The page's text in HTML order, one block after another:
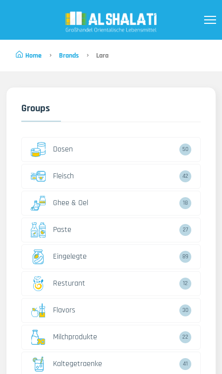
Home Brands Lara
Groups
Dosen 50
Fleisch 42
Ghee & Oel 18
Paste 27
Eingelegte 89
Resturant 12
Flavors 30
Milchprodukte 22
Kaltegetraenke 41